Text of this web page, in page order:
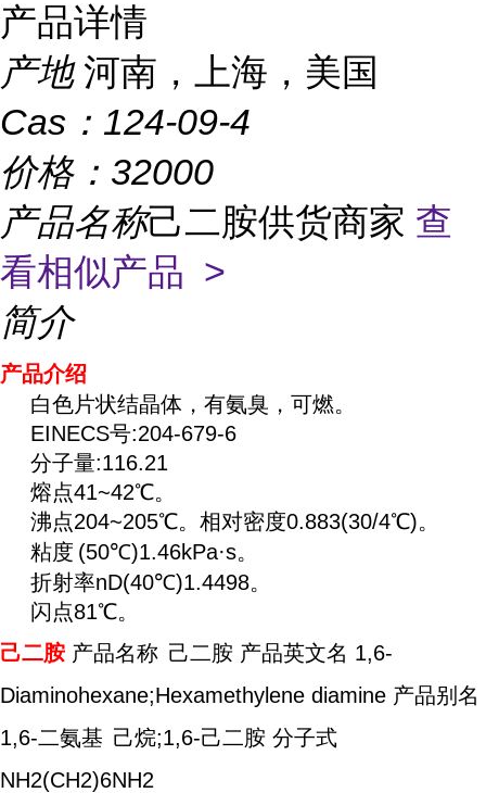
产品详情
产地 河南，上海，美国
Cas： 124-09-4
价格： 32000
产品名称己二胺供货商家 查
看相似产品 >
简介
产品介绍
白色片状结晶体，有氨臭，可燃。
EINECS号:204-679-6
分子量:116.21
熔点41~42℃。
沸点204~205℃。相对密度0.883(30/4℃)。
粘度 (50℃)1.46kPa·s。
折射率nD(40℃)1.4498。
闪点81℃。
己二胺 产品名称 己二胺 产品英文名 1,6-
Diaminohexane;Hexamethylene diamine 产品别名
1,6-二氨基 己烷;1,6-己二胺 分子式
NH2(CH2)6NH2